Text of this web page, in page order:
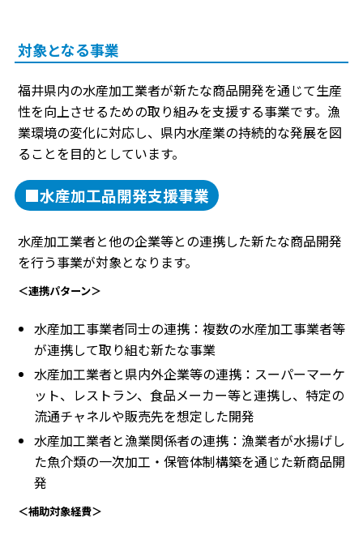
対象となる事業
福井県内の水産加工業者が新たな商品開発を通じて生産
性を向上させるための取り組みを支援する事業です。漁
業環境の変化に対応し、県内水産業の持続的な発展を図
ることを目的としています。
■水産加工品開発支援事業
水産加工業者と他の企業等との連携した新たな商品開発
を行う事業が対象となります。
＜連携パターン＞
水産加工事業者同士の連携：複数の水産加工事業者等
が連携して取り組む新たな事業
水産加工業者と県内外企業等の連携：スーパーマーケ
ット、レストラン、食品メーカー等と連携し、特定の
流通チャネルや販売先を想定した開発
水産加工業者と漁業関係者の連携：漁業者が水揚げし
た魚介類の一次加工・保管体制構築を通じた新商品開
発
＜補助対象経費＞